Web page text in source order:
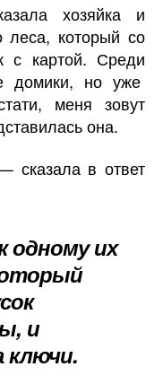
хозяйка и
леса, который со
с картой. Среди
домики, но уже
меня зовут
она.
сказала в ответ
одному их
и
ключи.